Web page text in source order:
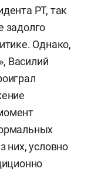
РТ, так
задолго
Однако,
Василий
них, условно